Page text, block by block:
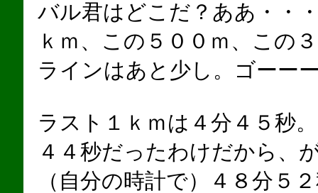
バル君はどこだ？ああ・・
ｋｍ、この５００ｍ、この
ラインはあと少し。ゴーー
ラスト１ｋｍは４分４５秒
４４秒だったわけだから、
（自分の時計で）４８分５